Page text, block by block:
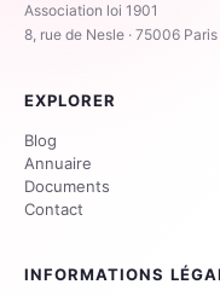
Association loi 1901
8, rue de Nesle · 75006 Paris
EXPLORER
Blog
Annuaire
Documents
Contact
INFORMATIONS